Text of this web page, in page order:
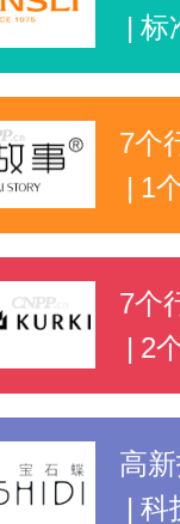
标
高
7个
1
行
7个
2
专
高
科